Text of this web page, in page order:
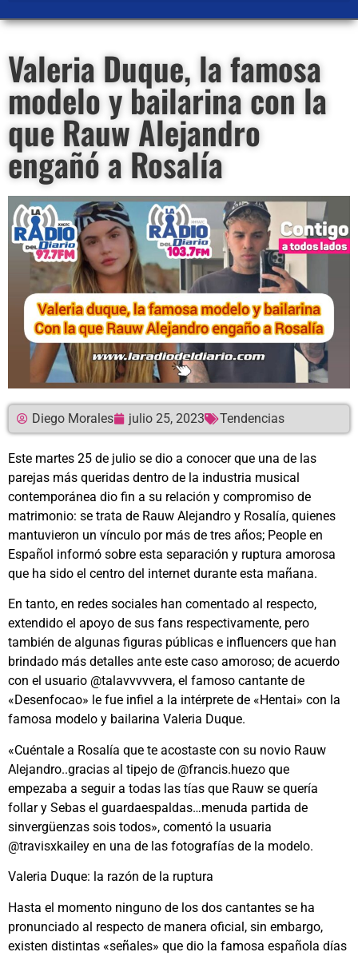
Valeria Duque, la famosa
modelo y bailarina con la
que Rauw Alejandro
engañó a Rosalía
Diego Morales julio 25, 2023 Tendencias
Este martes 25 de julio se dio a conocer que una de las
parejas más queridas dentro de la industria musical
contemporánea dio fin a su relación y compromiso de
matrimonio: se trata de Rauw Alejandro y Rosalía, quienes
mantuvieron un vínculo por más de tres años; People en
Español informó sobre esta separación y ruptura amorosa
que ha sido el centro del internet durante esta mañana.
En tanto, en redes sociales han comentado al respecto,
extendido el apoyo de sus fans respectivamente, pero
también de algunas figuras públicas e influencers que han
brindado más detalles ante este caso amoroso; de acuerdo
con el usuario @talavvvvvera, el famoso cantante de
«Desenfocao» le fue infiel a la intérprete de «Hentai» con la
famosa modelo y bailarina Valeria Duque.
«Cuéntale a Rosalía que te acostaste con su novio Rauw
Alejandro..gracias al tipejo de @francis.huezo que
empezaba a seguir a todas las tías que Rauw se quería
follar y Sebas el guardaespaldas…menuda partida de
sinvergüenzas sois todos», comentó la usuaria
@travisxkailey en una de las fotografías de la modelo.
Valeria Duque: la razón de la ruptura
Hasta el momento ninguno de los dos cantantes se ha
pronunciado al respecto de manera oficial, sin embargo,
existen distintas «señales» que dio la famosa española días